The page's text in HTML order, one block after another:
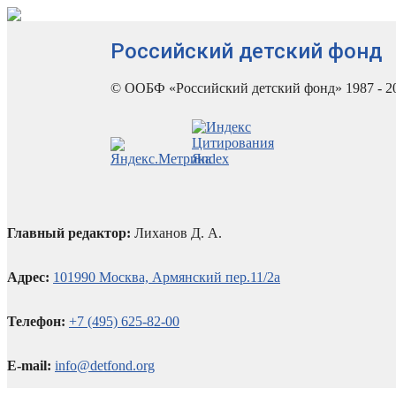
Российский детский фонд
© ООБФ «Российский детский фонд» 1987 -
Главный редактор: Лиханов Д. А.
Адрес: 101990 Москва, Армянский пер.11/2а
Телефон: +7 (495) 625-82-00
E-mail: info@detfond.org